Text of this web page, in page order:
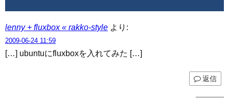
lenny + fluxbox « rakko-style より:
2009-06-24 11:59
[…] ubuntuにfluxboxを入れてみた […]
返信